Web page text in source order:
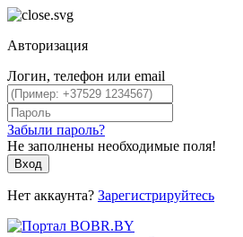
Авторизация
Логин, телефон или email
Забыли пароль?
Не заполнены необходимые поля!
Вход
Нет аккаунта? Зарегистрируйтесь